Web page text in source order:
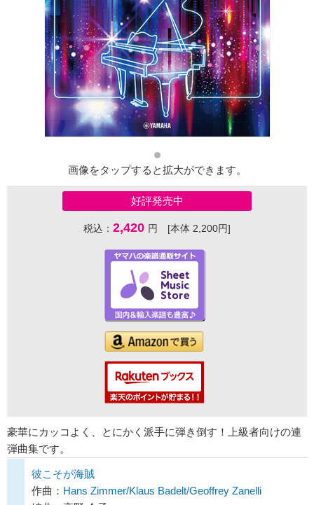
画像をタップすると拡大ができます。
好評発売中
税込： 2,420 円 [本体 2,200円]
豪華にカッコよく、とにかく派手に弾き倒す！上級者向けの連
弾曲集です。
彼こそが海賊
作曲： Hans Zimmer/Klaus Badelt/Geoffrey Zanelli